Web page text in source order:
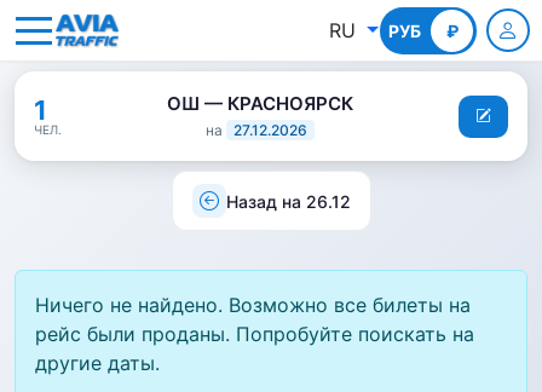
RU РУБ ₽
КГС
1
ЧЕЛ.
ОШ — КРАСНОЯРСК
на 27.12.2026
Назад на 26.12
Ничего не найдено. Возможно все билеты на
рейс были проданы. Попробуйте поискать на
другие даты.